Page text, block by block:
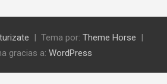
Tema por: Theme Horse
gracias a: WordPress